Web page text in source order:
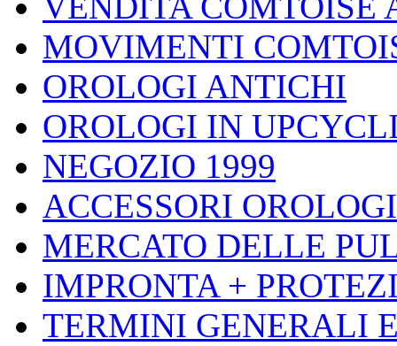
MOVIMENTI
OROLOGI ANTICHI
OROLOGI IN
NEGOZIO 1999
ACCESSORI
MERCATO DELLE
IMPRONTA +
TERMINI GENERALI